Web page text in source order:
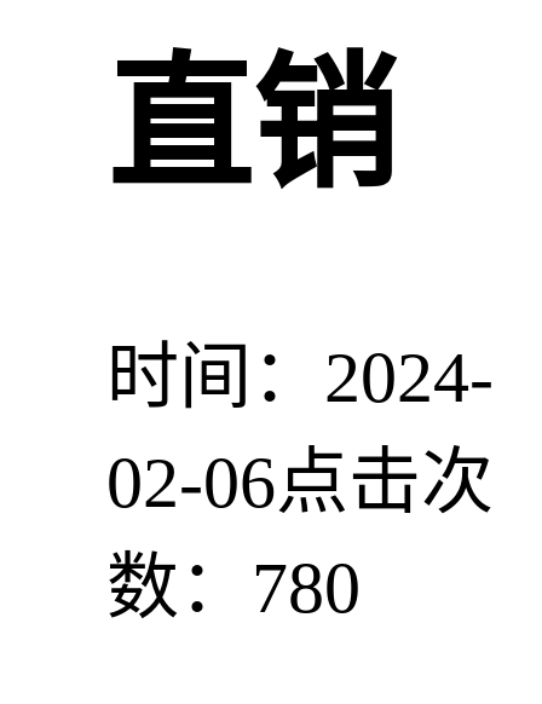
直销
时间：2024-
02-06点击次
数：780